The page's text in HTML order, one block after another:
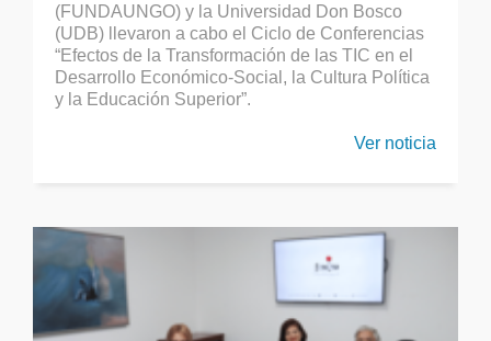
(FUNDAUNGO) y la Universidad Don Bosco
(UDB) llevaron a cabo el Ciclo de Conferencias
“Efectos de la Transformación de las TIC en el
Desarrollo Económico-Social, la Cultura Política
y la Educación Superior”.
Ver noticia